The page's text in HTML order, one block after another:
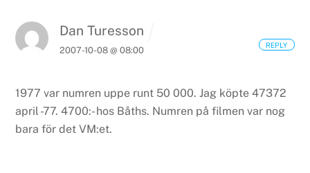
Dan Turesson
2007-10-08 @ 08:00
1977 var numren uppe runt 50 000. Jag köpte 47372
april -77. 4700:- hos Båths. Numren på filmen var nog
bara för det VM:et.
REPLY